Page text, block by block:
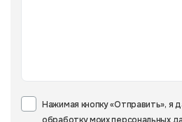
Нажимая кнопку «Отправить», я